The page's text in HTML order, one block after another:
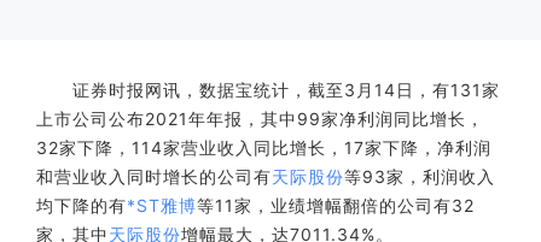
证券时报网讯，数据宝统计，截至3月14日，有131家
上市公司公布2021年年报，其中99家净利润同比增长，
32家下降，114家营业收入同比增长，17家下降，净利润
和营业收入同时增长的公司有天际股份等93家，利润收入
均下降的有*ST雅博等11家，业绩增幅翻倍的公司有32
家，其中 天际股份增幅最大，达7011.34%。